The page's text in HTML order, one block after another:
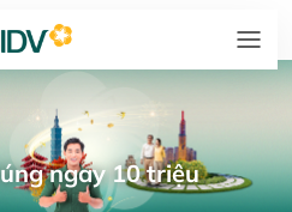
ngay 10 triệu